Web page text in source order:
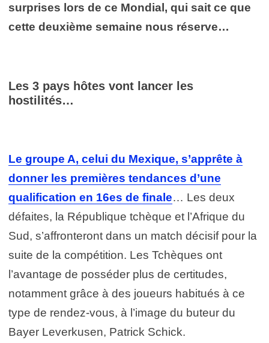
surprises lors de ce Mondial, qui sait ce que
cette deuxième semaine nous réserve…
Les 3 pays hôtes vont lancer les
hostilités…
Le groupe A, celui du Mexique, s’apprête à
donner les premières tendances d’une
qualification en 16es de finale… Les deux
défaites, la République tchèque et l’Afrique du
Sud, s’affronteront dans un match décisif pour la
suite de la compétition. Les Tchèques ont
l’avantage de posséder plus de certitudes,
notamment grâce à des joueurs habitués à ce
type de rendez-vous, à l’image du buteur du
Bayer Leverkusen, Patrick Schick.